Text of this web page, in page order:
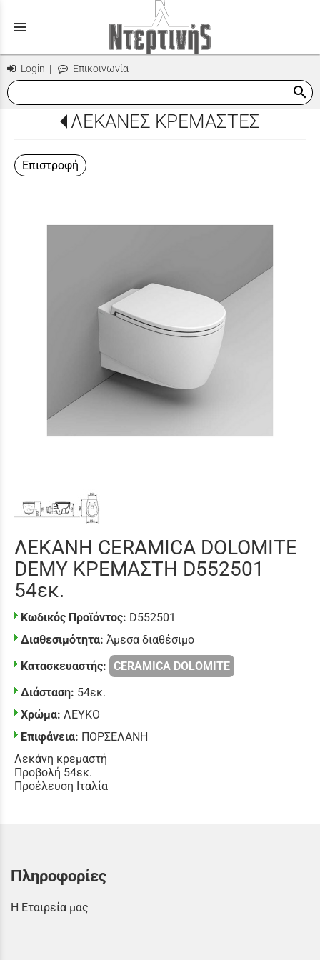
menu
Login | Επικοινωνία |
search
ΛΕΚΑΝΕΣ ΚΡΕΜΑΣΤΕΣ
Επιστροφή
ΛΕΚΑΝΗ CERAMICA DOLOMITE
DEMY ΚΡΕΜΑΣΤΗ D552501
54εκ.
Κωδικός Προϊόντος: D552501
Διαθεσιμότητα: Άμεσα διαθέσιμο
Κατασκευαστής: CERAMICA DOLOMITE
Διάσταση: 54εκ.
Χρώμα: ΛΕΥΚΟ
Επιφάνεια: ΠΟΡΣΕΛΑΝΗ
Λεκάνη κρεμαστή
Προβολή 54εκ.
Προέλευση Ιταλία
Πληροφορίες
Η Εταιρεία μας